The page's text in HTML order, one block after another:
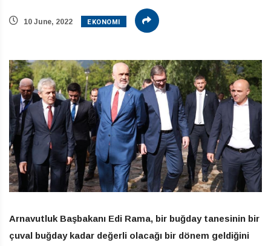
10 June, 2022 EKONOMI
Arnavutluk Başbakanı Edi Rama, bir buğday tanesinin bir
çuval buğday kadar değerli olacağı bir dönem geldiğini